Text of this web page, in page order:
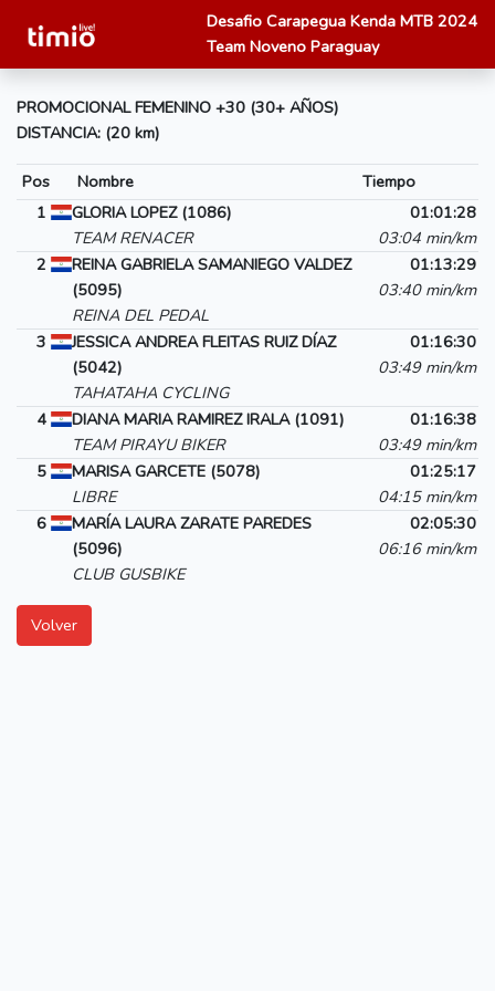
Desafio Carapegua Kenda MTB 2024
Team Noveno Paraguay
PROMOCIONAL FEMENINO +30 (30+ AÑOS)
DISTANCIA: (20 km)
Pos Nombre
Tiempo
1
GLORIA LOPEZ (1086)
TEAM RENACER
01:01:28
03:04 min/km
2
REINA GABRIELA SAMANIEGO VALDEZ
(5095)
REINA DEL PEDAL
01:13:29
03:40 min/km
3
JESSICA ANDREA FLEITAS RUIZ DÍAZ
(5042)
TAHATAHA CYCLING
01:16:30
03:49 min/km
4
DIANA MARIA RAMIREZ IRALA (1091)
TEAM PIRAYU BIKER
01:16:38
03:49 min/km
5
MARISA GARCETE (5078)
LIBRE
01:25:17
04:15 min/km
6
MARÍA LAURA ZARATE PAREDES
(5096)
CLUB GUSBIKE
02:05:30
06:16 min/km
Volver